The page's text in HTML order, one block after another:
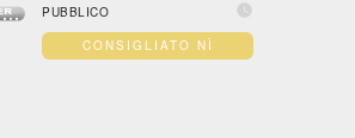
PUBBLICO 
CONSIGLIATO NÌ